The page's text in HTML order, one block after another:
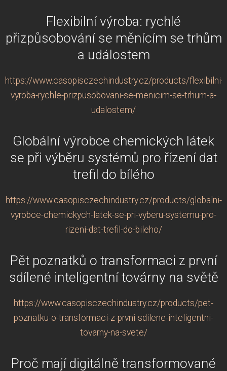
Flexibilní výroba: rychlé
přizpůsobování se měnícím se trhům
a událostem
https://www.casopisczechindustry.cz/products/flexibilni-
vyroba-rychle-prizpusobovani-se-menicim-se-trhum-a-
udalostem/
Globální výrobce chemických látek
se při výběru systémů pro řízení dat
trefil do bílého
https://www.casopisczechindustry.cz/products/globalni-
vyrobce-chemickych-latek-se-pri-vyberu-systemu-pro-
rizeni-dat-trefil-do-bileho/
Pět poznatků o transformaci z první
sdílené inteligentní továrny na světě
https://www.casopisczechindustry.cz/products/pet-
poznatku-o-transformaci-z-prvni-sdilene-inteligentni-
tovarny-na-svete/
Proč mají digitálně transformované